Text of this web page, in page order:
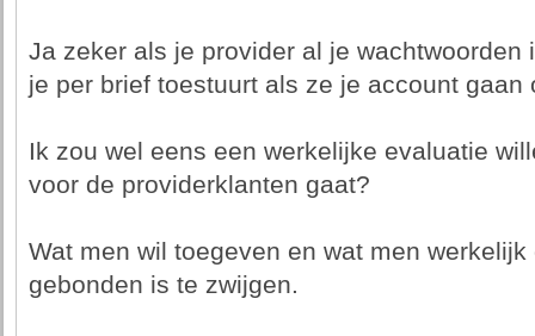
Ja zeker als je provider al je
je per brief toestuurt als ze je account gaan
Ik zou wel eens een werkelijke evaluatie
voor de providerklanten gaat?
Wat men wil toegeven en wat men
gebonden is te zwijgen.